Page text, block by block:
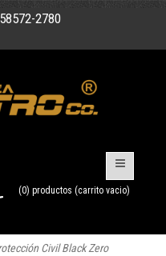
2780
(0) productos (carrito vacio)
Civil Black Zero